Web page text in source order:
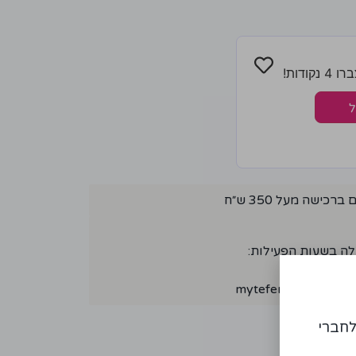
מעל 350 ש״ח
בשעות הפעילות: